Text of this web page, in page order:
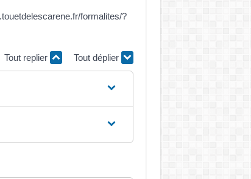
formalites/?
Tout replier Tout déplier